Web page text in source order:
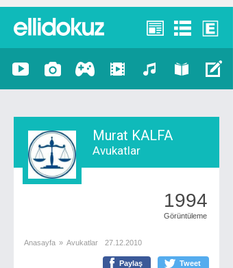
Murat KALFA
Avukatlar
1994
Görüntüleme
Anasayfa » Avukatlar 27.12.2010
Paylaş Tweet